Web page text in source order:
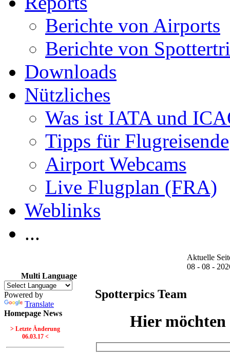
Berichte von Airports
Berichte von
Downloads
Nützliches
Was ist IATA und
Tipps für Flugreisende
Airport Webcams
Live Flugplan (FRA)
Weblinks
...
Aktuelle
08 - 08 -
Multi Language
Powered by
Translate
Homepage News
> Letzte Änderung
06.03.17 <
Spotterpics Team
Hier